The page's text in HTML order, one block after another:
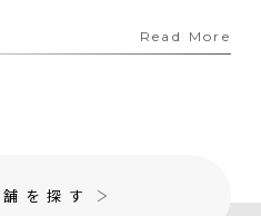
Read More
を探す